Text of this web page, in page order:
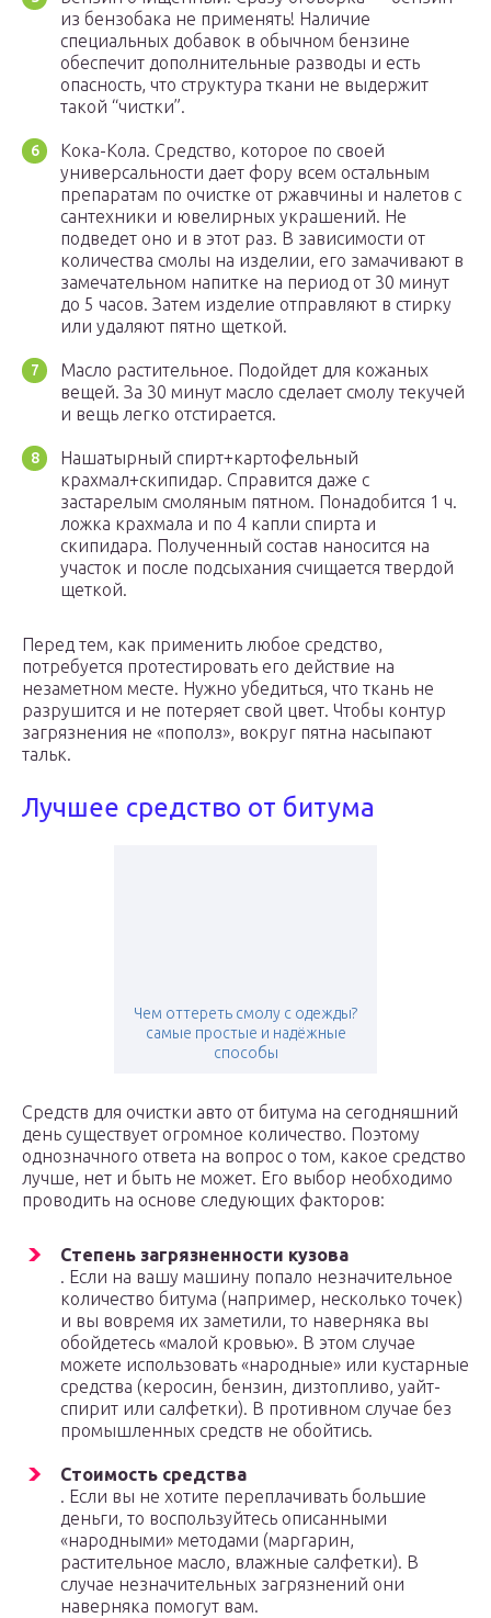
из бензобака не применять! Наличие
специальных добавок в обычном бензине
обеспечит дополнительные разводы и есть
опасность, что структура ткани не выдержит
такой “чистки”.
Кока-Кола. Средство, которое по своей
универсальности дает фору всем остальным
препаратам по очистке от ржавчины и налетов с
сантехники и ювелирных украшений. Не
подведет оно и в этот раз. В зависимости от
количества смолы на изделии, его замачивают в
замечательном напитке на период от 30 минут
до 5 часов. Затем изделие отправляют в стирку
или удаляют пятно щеткой.
Масло растительное. Подойдет для кожаных
вещей. За 30 минут масло сделает смолу текучей
и вещь легко отстирается.
Нашатырный спирт+картофельный
крахмал+скипидар. Справится даже с
застарелым смоляным пятном. Понадобится 1 ч.
ложка крахмала и по 4 капли спирта и
скипидара. Полученный состав наносится на
участок и после подсыхания счищается твердой
щеткой.
Перед тем, как применить любое средство,
потребуется протестировать его действие на
незаметном месте. Нужно убедиться, что ткань не
разрушится и не потеряет свой цвет. Чтобы контур
загрязнения не «пополз», вокруг пятна насыпают
тальк.
Лучшее средство от битума
Чем оттереть смолу с одежды?
самые простые и надёжные
способы
Средств для очистки авто от битума на сегодняшний
день существует огромное количество. Поэтому
однозначного ответа на вопрос о том, какое средство
лучше, нет и быть не может. Его выбор необходимо
проводить на основе следующих факторов:
Степень загрязненности кузова
. Если на вашу машину попало незначительное
количество битума (например, несколько точек)
и вы вовремя их заметили, то наверняка вы
обойдетесь «малой кровью». В этом случае
можете использовать «народные» или кустарные
средства (керосин, бензин, дизтопливо, уайт-
спирит или салфетки). В противном случае без
промышленных средств не обойтись.
Стоимость средства
. Если вы не хотите переплачивать большие
деньги, то воспользуйтесь описанными
«народными» методами (маргарин,
растительное масло, влажные салфетки). В
случае незначительных загрязнений они
наверняка помогут вам.